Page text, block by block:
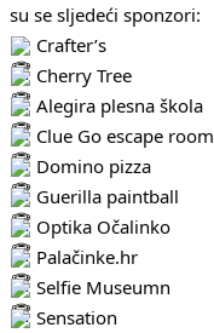
su se sljedeći sponzori:
Crafter’s
Cherry Tree
Alegira plesna škola
Clue Go escape room
Domino pizza
Guerilla paintball
Optika Očalinko
Palačinke.hr
Selfie Museumn
Sensation